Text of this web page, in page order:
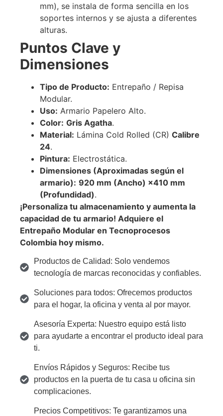
mm), se instala de forma sencilla en los
soportes internos y se ajusta a diferentes
alturas.
Puntos Clave y
Dimensiones
Tipo de Producto: Entrepaño / Repisa
Modular.
Uso: Armario Papelero Alto.
Color: Gris Agatha.
Material: Lámina Cold Rolled (CR) Calibre
24.
Pintura: Electrostática.
Dimensiones (Aproximadas según el
armario): 920 mm (Ancho) ×410 mm
(Profundidad).
¡Personaliza tu almacenamiento y aumenta la
capacidad de tu armario! Adquiere el
Entrepaño Modular en Tecnoprocesos
Colombia hoy mismo.
Productos de Calidad: Solo vendemos
tecnología de marcas reconocidas y confiables.
Soluciones para todos: Ofrecemos productos
para el hogar, la oficina y venta al por mayor.
Asesoría Experta: Nuestro equipo está listo
para ayudarte a encontrar el producto ideal para
ti.
Envíos Rápidos y Seguros: Recibe tus
productos en la puerta de tu casa u oficina sin
complicaciones.
Precios Competitivos: Te garantizamos una